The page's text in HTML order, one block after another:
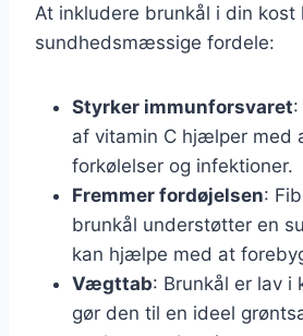
At inkludere brunkål i din kost
sundhedsmæssige fordele:
Styrker immunforsvaret
af vitamin C hjælper med
forkølelser og infektioner.
Fremmer fordøjelsen:
brunkål understøtter en
kan hjælpe med at
Vægttab: Brunkål er lav i
gør den til en ideel